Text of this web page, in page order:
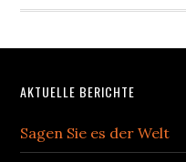
Footer
AKTUELLE BERICHTE
Sagen Sie es der Welt